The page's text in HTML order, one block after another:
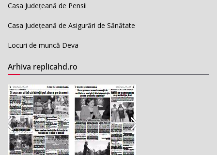
Casa Județeană de Pensii
Casa Județeană de Asigurări de Sănătate
Locuri de muncă Deva
Arhiva replicahd.ro